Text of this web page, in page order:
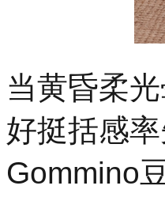
当黄昏柔
好挺括感
Gommino